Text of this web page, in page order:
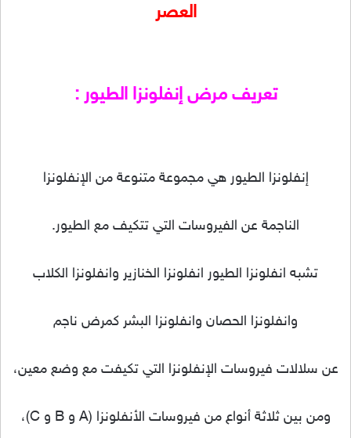
العصر
تعريف مرض إنفلونزا الطيور :
إنفلونزا الطيور هي مجموعة متنوعة من الإنفلونزا
الناجمة عن الفيروسات التي تتكيف مع الطيور.
تشبه انفلونزا الطيور انفلونزا الخنازير وانفلونزا الكلاب
وانفلونزا الحصان وانفلونزا البشر كمرض ناجم
عن سلالات فيروسات الإنفلونزا التي تكيفت مع وضع معين،
ومن بين ثلاثة أنواع من فيروسات الأنفلونزا (A و B و C)،